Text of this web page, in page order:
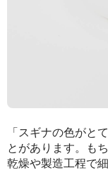
「スギナの色がと
とがあります。も
乾燥や製造工程で